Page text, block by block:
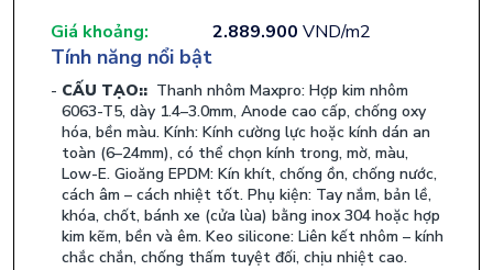
Giá khoảng: 2.889.900 VND/m2
Tính năng nổi bật
CẤU TẠO:: Thanh nhôm Maxpro: Hợp kim nhôm
6063-T5, dày 1.4–3.0mm, Anode cao cấp, chống oxy
hóa, bền màu. Kính: Kính cường lực hoặc kính dán an
toàn (6–24mm), có thể chọn kính trong, mờ, màu,
Low-E. Gioăng EPDM: Kín khít, chống ồn, chống nước,
cách âm – cách nhiệt tốt. Phụ kiện: Tay nắm, bản lề,
khóa, chốt, bánh xe (cửa lùa) bằng inox 304 hoặc hợp
kim kẽm, bền và êm. Keo silicone: Liên kết nhôm – kính
chắc chắn, chống thấm tuyệt đối, chịu nhiệt cao.